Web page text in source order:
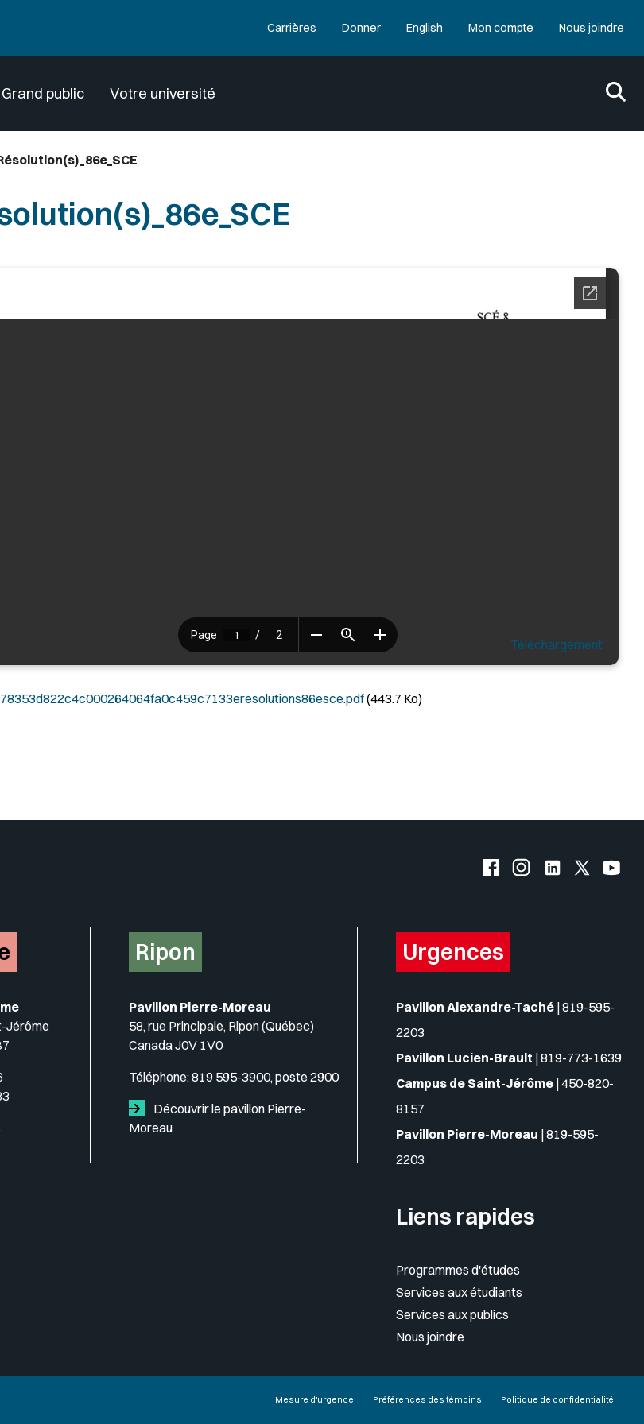
Carrières Donner English Mon compte Nous joindre
Grand public Votre université
Téléchargement
(443.7 Ko)
Facebook de l'UQO
Instagram de l'UQO
LinkedIn de
X
Jérôme
Ripon
Pavillon Pierre-Moreau
58, rue Principale, Ripon (Québec)
Canada J0V 1V0
Téléphone:819 595-3900, poste 2900
Découvrir le pavillon Pierre-
Moreau
Urgences
Pavillon Alexandre-Taché |819-595-
2203
Pavillon Lucien-Brault |819-773-1639
Campus de Saint-Jérôme |450-820-
8157
Pavillon Pierre-Moreau |819-595-
2203
Liens rapides
Programmes d'études
Services aux étudiants
Services aux publics
Nous joindre
Mesure d'urgence Préférences des témoins Politique de confidentialité